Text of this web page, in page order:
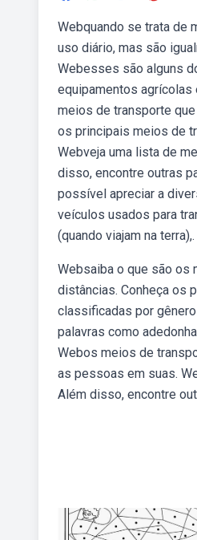
Webquando se trata de
uso diário, mas são
Webesses são alguns
equipamentos agrícolas
meios de transporte
os principais meios de
Webveja uma lista de
disso, encontre outras
possível apreciar a
veículos usados para
(quando viajam na terra),.
Websaiba o que são os
distâncias. Conheça os
classificadas por
palavras como
Webos meios de
as pessoas em suas.
Além disso, encontre